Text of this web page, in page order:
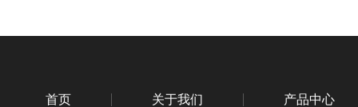
首页 关于我们 产品中心